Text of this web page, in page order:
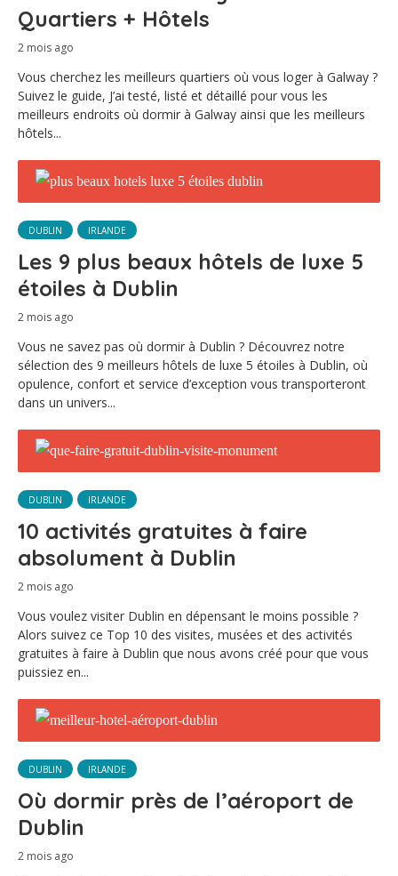
Quartiers + Hôtels
2 mois ago
Vous cherchez les meilleurs quartiers où vous loger à Galway ?
Suivez le guide, J’ai testé, listé et détaillé pour vous les
meilleurs endroits où dormir à Galway ainsi que les meilleurs
hôtels...
DUBLIN IRLANDE
Les 9 plus beaux hôtels de luxe 5
étoiles à Dublin
2 mois ago
Vous ne savez pas où dormir à Dublin ? Découvrez notre
sélection des 9 meilleurs hôtels de luxe 5 étoiles à Dublin, où
opulence, confort et service d’exception vous transporteront
dans un univers...
DUBLIN IRLANDE
10 activités gratuites à faire
absolument à Dublin
2 mois ago
Vous voulez visiter Dublin en dépensant le moins possible ?
Alors suivez ce Top 10 des visites, musées et des activités
gratuites à faire à Dublin que nous avons créé pour que vous
puissiez en...
DUBLIN IRLANDE
Où dormir près de l’aéroport de
Dublin
2 mois ago